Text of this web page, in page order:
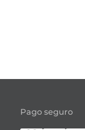
Pago seguro